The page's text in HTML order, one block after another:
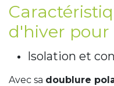
d'hiver pour
Isolation et
Avec sa doublure